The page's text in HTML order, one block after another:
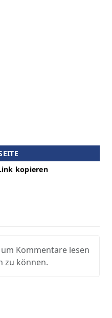
kopieren
Kommentare lesen
zu können.